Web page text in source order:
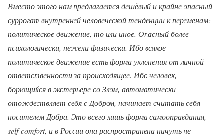
Вместо этого нам предлагается дешёвый и крайне опасный
суррогат внутренней человеческой тенденции к переменам:
политическое движение, то или иное. Опасный более
психологически, нежели физически. Ибо всякое
политическое движение есть форма уклонения от личной
ответственности за происходящее. Ибо человек,
борющийся в экстерьере со Злом, автоматически
отождествляет себя с Добром, начинает считать себя
носителем Добра. Это всего лишь форма самооправдания,
self-comfort, и в России она распространена ничуть не